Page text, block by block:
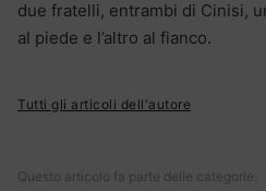
due fratelli, entrambi di Cinisi,
al piede e l’altro al fianco.
Tutti gli articoli dell'autore
Questo articolo fa parte delle categorie: